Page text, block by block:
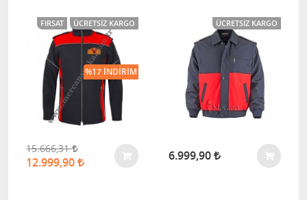
FIRSAT ÜCRETSIZ KARGO
15.666,31
12.999,90
%17 İNDIRIM
ÜCRETSIZ KARGO
6.999,90